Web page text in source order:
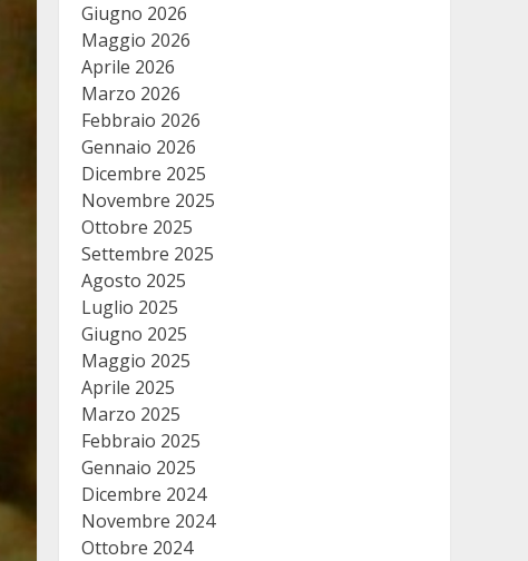
Giugno 2026
Maggio 2026
Aprile 2026
Marzo 2026
Febbraio 2026
Gennaio 2026
Dicembre 2025
Novembre 2025
Ottobre 2025
Settembre 2025
Agosto 2025
Luglio 2025
Giugno 2025
Maggio 2025
Aprile 2025
Marzo 2025
Febbraio 2025
Gennaio 2025
Dicembre 2024
Novembre 2024
Ottobre 2024